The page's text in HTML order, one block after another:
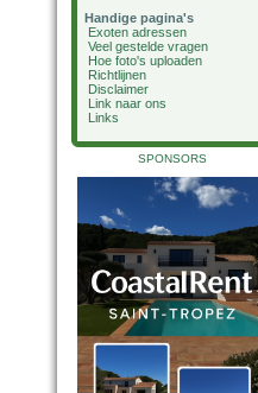
Handige pagina's
Exoten adressen
Veel gestelde vragen
Hoe foto's uploaden
Richtlijnen
Disclaimer
Link naar ons
Links
SPONSORS